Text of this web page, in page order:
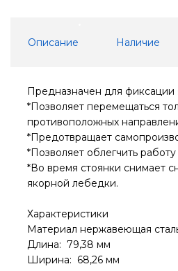
Описание Наличие
Предназначен для фиксации
*Позволяет перемещаться
противоположных
*Предотвращает
*Позволяет облегчить
*Во время стоянки снимает
якорной лебедки.
Характеристики
Материал нержавеющая
Длина: 79,38 мм
Ширина: 68,26 мм